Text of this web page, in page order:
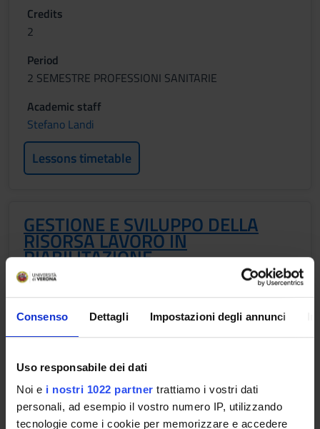
Consenso Dettagli Impostazioni degli annunci
Uso responsabile dei dati
Noi e i nostri 1022 partner trattiamo i vostri dati
personali, ad esempio il vostro numero IP, utilizzando
tecnologie come i cookie per memorizzare e accedere
Credits
2
Period
2 SEMESTRE PROFESSIONI SANITARIE
Academic staff
Stefano Landi
Lessons timetable
GESTIONE E SVILUPPO DELLA
RISORSA LAVORO IN
RIABILITAZIONE
Credits
1
Period
Academic staff
Giacomo Rossettini